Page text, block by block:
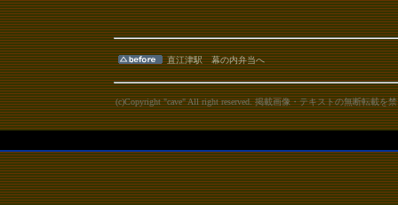
直江津駅 幕の内弁当へ
(c)Copyright "cave" All right reserved. 掲載画像・テキストの無断転載を